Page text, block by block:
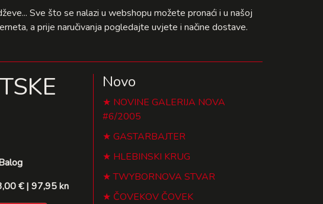
Sve što se nalazi u webshopu možete pronaći i u našoj
a prije naručivanja pogledajte uvjete i načine dostave.
€ | 97,95 kn
Novo
NOVINE GALERIJA NOVA
#6/2005
GASTARBAJTER
HLEBINSKI KRUG
TWYBORNOVA STVAR
ČOVEKOV ČOVEK